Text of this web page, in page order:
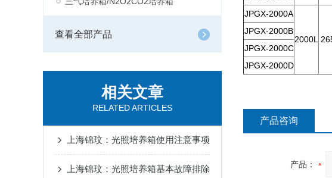
查看全部产品
相关文章
RELATED ARTICLES
上海锦玟：光照培养箱使用注意事项
上海锦玟：光照培养箱基本故障排除
JPGX-2000A
2000L
JPGX-2000B
JPGX-2000C
JPGX-2000D
产品咨询
产品：